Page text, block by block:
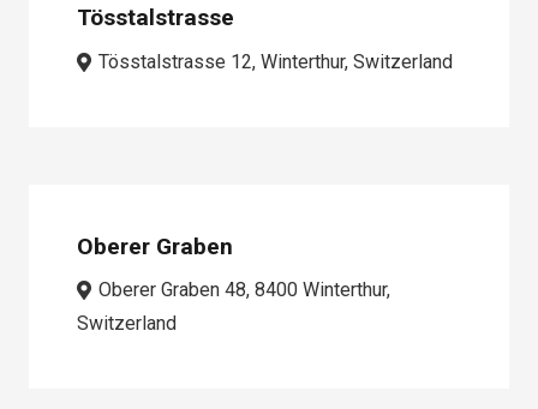
Tösstalstrasse
Tösstalstrasse 12, Winterthur, Switzerland
Oberer Graben
Oberer Graben 48, 8400 Winterthur,
Switzerland